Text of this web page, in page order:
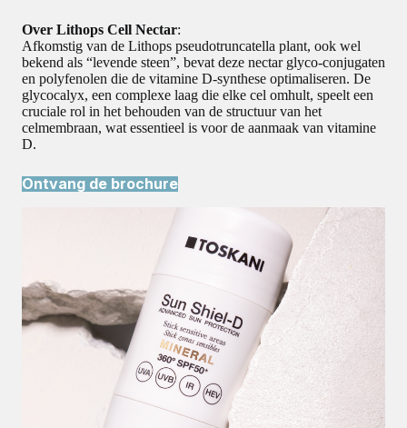
Over Lithops Cell Nectar:
Afkomstig van de Lithops pseudotruncatella plant, ook wel
bekend als “levende steen”, bevat deze nectar glyco-conjugaten
en polyfenolen die de vitamine D-synthese optimaliseren. De
glycocalyx, een complexe laag die elke cel omhult, speelt een
cruciale rol in het behouden van de structuur van het
celmembraan, wat essentieel is voor de aanmaak van vitamine
D.
Ontvang de brochure